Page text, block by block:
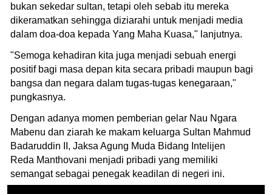
bukan sekedar sultan, tetapi oleh sebab itu mereka
dikeramatkan sehingga diziarahi untuk menjadi media
dalam doa-doa kepada Yang Maha Kuasa," lanjutnya.
"Semoga kehadiran kita juga menjadi sebuah energi
positif bagi masa depan kita secara pribadi maupun bagi
bangsa dan negara dalam tugas-tugas kenegaraan,"
pungkasnya.
Dengan adanya momen pemberian gelar Nau Ngara
Mabenu dan ziarah ke makam keluarga Sultan Mahmud
Badaruddin II, Jaksa Agung Muda Bidang Intelijen
Reda Manthovani menjadi pribadi yang memiliki
semangat sebagai penegak keadilan di negeri ini.